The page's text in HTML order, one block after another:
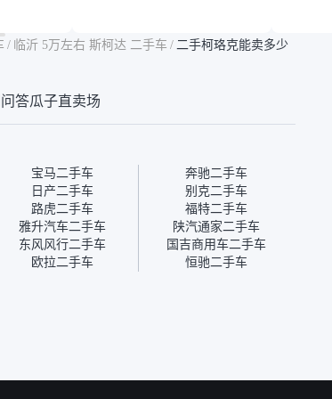
常，毕
上很多
从个人
期，这一点很便捷，其他平
心的额外价值。虽然我砍过
为瓜子有质保，车子出小毛
病维修更有保障。”
/ 临沂 5万左右 斯柯达 二手车 / 二手柯珞克能卖多少
答瓜子直卖场
宝马二手车
奔驰二手车
日产二手车
别克二手车
路虎二手车
福特二手车
雅升汽车二手车
陕汽通家二手车
东风风行二手车
国吉商用车二手车
欧拉二手车 恒驰二手车